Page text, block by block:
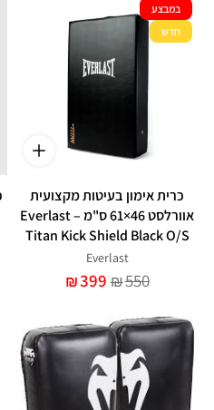
במבצע
חדש
כרית אימון בעיטות מקצועית
אוורלסט 46×61 ס"מ – Everlast
Titan Kick Shield Black O/S
Everlast
₪399 ₪550